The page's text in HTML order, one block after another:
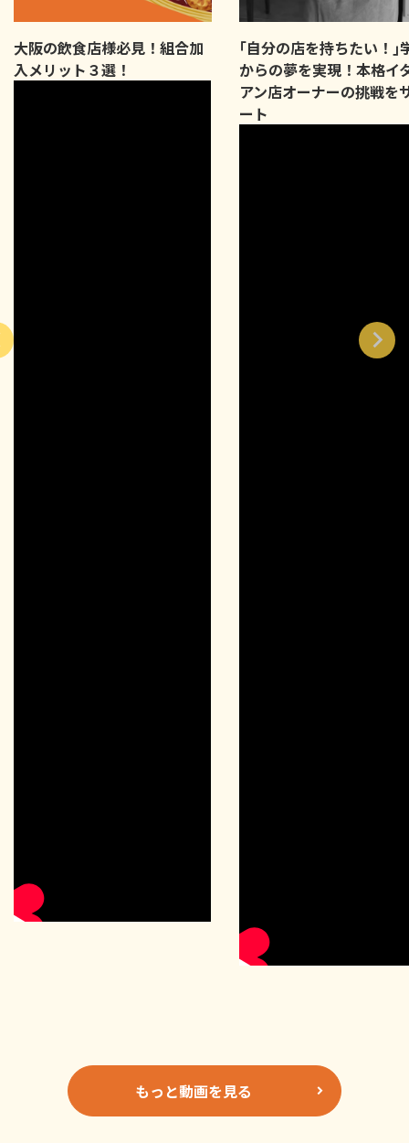
大阪の飲食店様必見！組合加
入メリット３選！
｢自分の店を持ちたい！｣
からの夢を実現！本格イ
アン店オーナーの挑戦を
ート
もっと動画を見る